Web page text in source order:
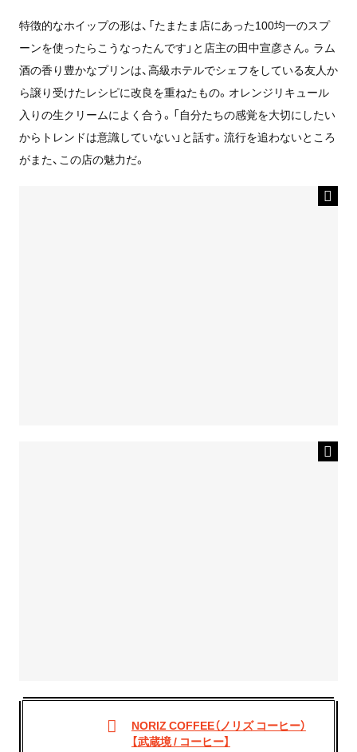
特徴的なホイップの形は、「たまたま店にあった100均一のスプ
ーンを使ったらこうなったんです」と店主の田中宣彦さん。ラム
酒の香り豊かなプリンは、高級ホテルでシェフをしている友人か
ら譲り受けたレシピに改良を重ねたもの。オレンジリキュール
入りの生クリームによく合う。「自分たちの感覚を大切にしたい
からトレンドは意識していない」と話す。流行を追わないところ
がまた、この店の魅力だ。
NORIZ COFFEE（ノリズ コーヒー）
【武蔵境 / コーヒー】